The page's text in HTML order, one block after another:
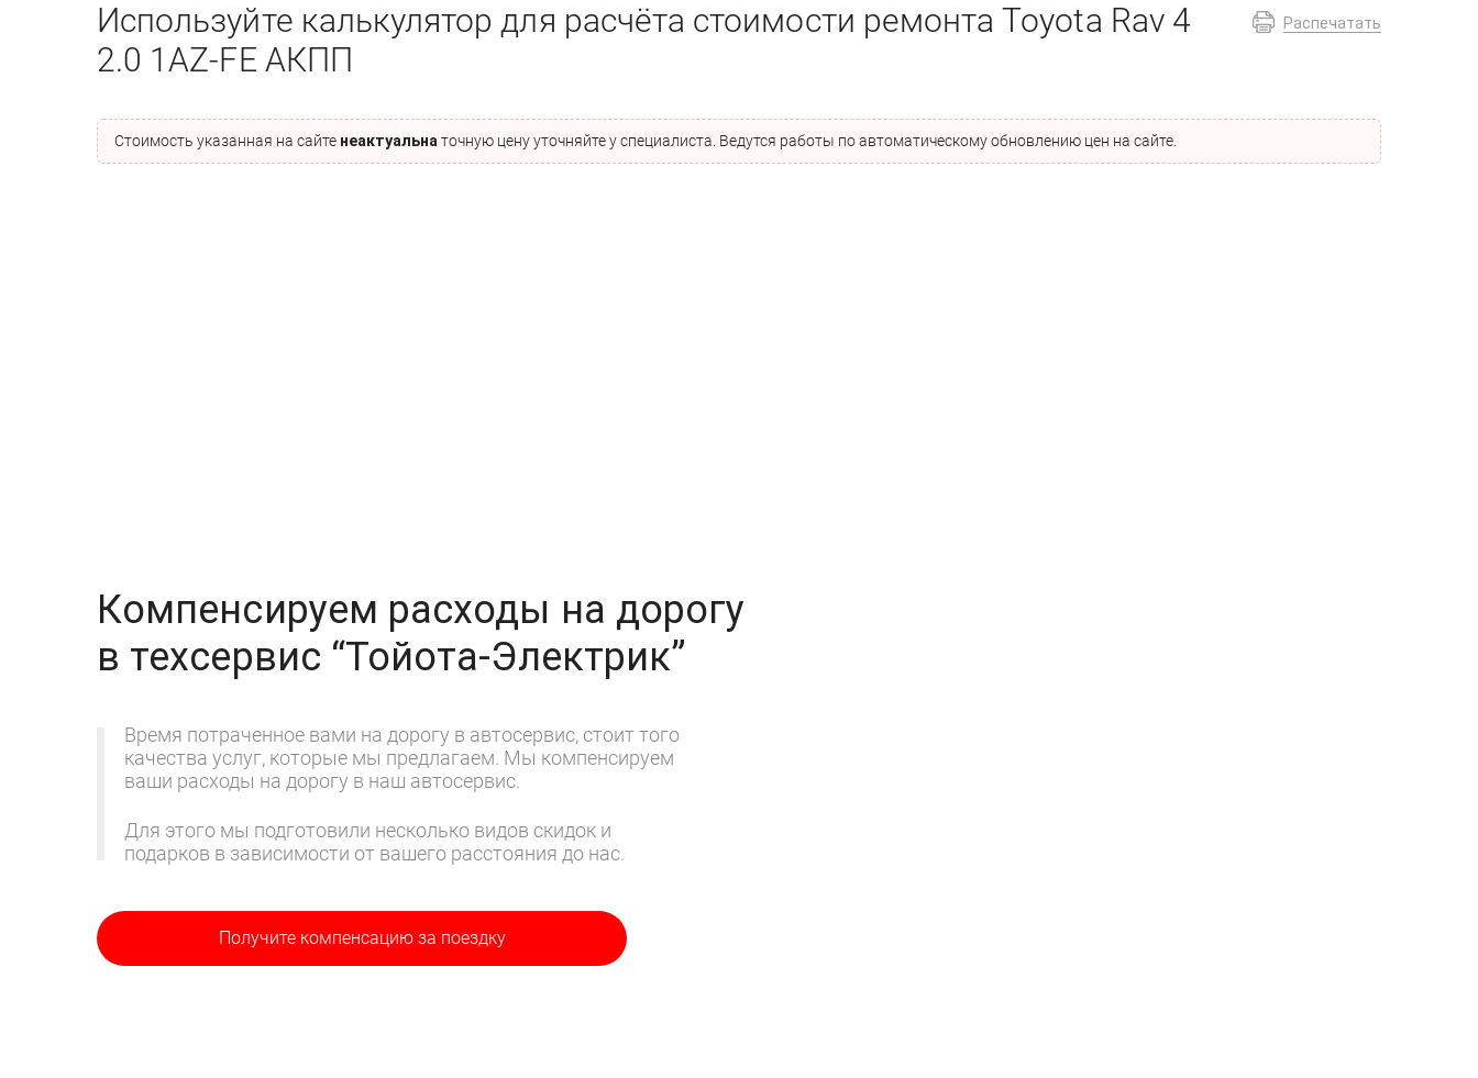
Распечатать
Используйте калькулятор для расчёта стоимости ремонта Toyota Rav 4
2.0 1AZ-FE АКПП
Стоимость указанная на сайте неактуальна точную цену уточняйте у специалиста. Ведутся работы по автоматическому обновлению цен на сайте.
Компенсируем расходы на дорогу
в техсервис “Тойота-Электрик”
Время потраченное вами на дорогу в автосервис, стоит того
качества услуг, которые мы предлагаем. Мы компенсируем
ваши расходы на дорогу в наш автосервис.
Для этого мы подготовили несколько видов скидок и
подарков в зависимости от вашего расстояния до нас.
Получите компенсацию за поездку